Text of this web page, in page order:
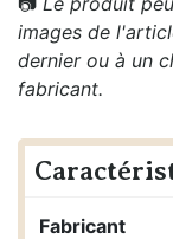
images de
dernier ou à un
fabricant.
Fabricant